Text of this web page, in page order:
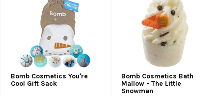
Bomb Cosmetics You're
Cool Gift Sack
Bomb Cosmetics Bath
Mallow - The Little
Snowman